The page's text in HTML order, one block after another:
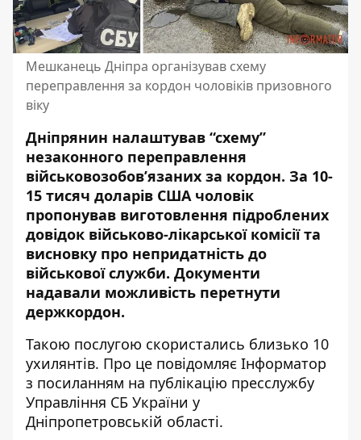
Мешканець Дніпра організував схему
переправлення за кордон чоловіків призовного
віку
Дніпрянин налаштував “схему”
незаконного переправлення
військовозобов’язаних за кордон. За 10-
15 тисяч доларів США чоловік
пропонував виготовлення підроблених
довідок військово-лікарської комісії та
висновку про непридатність до
військової служби. Документи
надавали можливість перетнути
держкордон.
Такою послугою скористались близько 10
ухилянтів. Про це повідомляє Інформатор
з посиланням на публікацію пресслужбу
Управління СБ України у
Дніпропетровській області.